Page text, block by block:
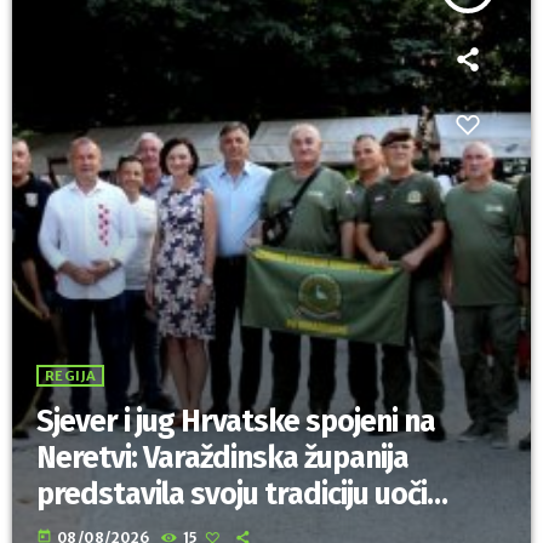
REGIJA
Sjever i jug Hrvatske spojeni na
Neretvi: Varaždinska županija
predstavila svoju tradiciju uoči
Maratona lađa
today 08/08/2026 15